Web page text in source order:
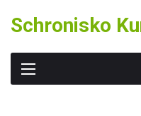
content
Schronisko